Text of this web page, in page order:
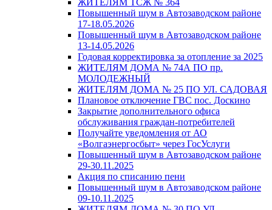
ЖИТЕЛЯМ ТСЖ № 364
Повышенный шум в Автозаводском районе
17-18.05.2026
Повышенный шум в Автозаводском районе
13-14.05.2026
Годовая корректировка за отопление за 2025
ЖИТЕЛЯМ ДОМА № 74А ПО пр.
МОЛОДЕЖНЫЙ
ЖИТЕЛЯМ ДОМА № 25 ПО УЛ. САДОВАЯ
Плановое отключение ГВС пос. Доскино
Закрытие дополнительного офиса
обслуживания граждан-потребителей
Получайте уведомления от АО
«Волгаэнергосбыт» через ГосУслуги
Повышенный шум в Автозаводском районе
29-30.11.2025
Акция по списанию пени
Повышенный шум в Автозаводском районе
09-10.11.2025